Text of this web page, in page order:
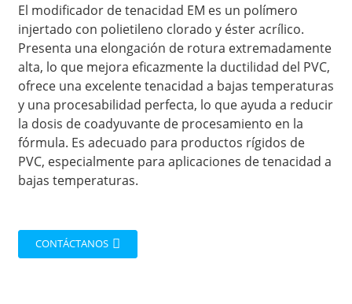
El modificador de tenacidad EM es un polímero
injertado con polietileno clorado y éster acrílico.
Presenta una elongación de rotura extremadamente
alta, lo que mejora eficazmente la ductilidad del PVC,
ofrece una excelente tenacidad a bajas temperaturas
y una procesabilidad perfecta, lo que ayuda a reducir
la dosis de coadyuvante de procesamiento en la
fórmula. Es adecuado para productos rígidos de
PVC, especialmente para aplicaciones de tenacidad a
bajas temperaturas.
CONTÁCTANOS